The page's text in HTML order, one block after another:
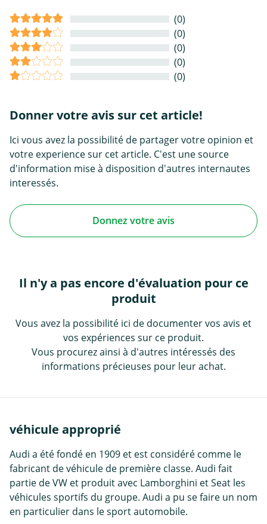
(0)
(0)
(0)
(0)
(0)
Donner votre avis sur cet article!
Ici vous avez la possibilité de partager votre opinion et
votre experience sur cet article. C'est une source
d'information mise à disposition d'autres internautes
interessés.
Donnez votre avis
Il n'y a pas encore d'évaluation pour ce
produit
Vous avez la possibilité ici de documenter vos avis et
vos expériences sur ce produit.
Vous procurez ainsi à d'autres intéressés des
informations précieuses pour leur achat.
véhicule approprié
Audi a été fondé en 1909 et est considéré comme le
fabricant de véhicule de première classe. Audi fait
partie de VW et produit avec Lamborghini et Seat les
véhicules sportifs du groupe. Audi a pu se faire un nom
en particulier dans le sport automobile.